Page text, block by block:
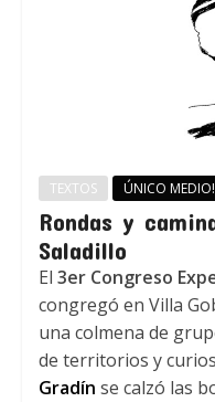
TEXTOS ÚNICO MEDIO!
Rondas y
Saladillo
El 3er Congreso
congregó en Villa
una colmena de
de territorios y
Gradín se calzó las